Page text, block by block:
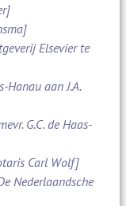
Elsevier te
Hanau aan J.A.
G.C. de Haas-
Carl Wolf]
Nederlaandsche